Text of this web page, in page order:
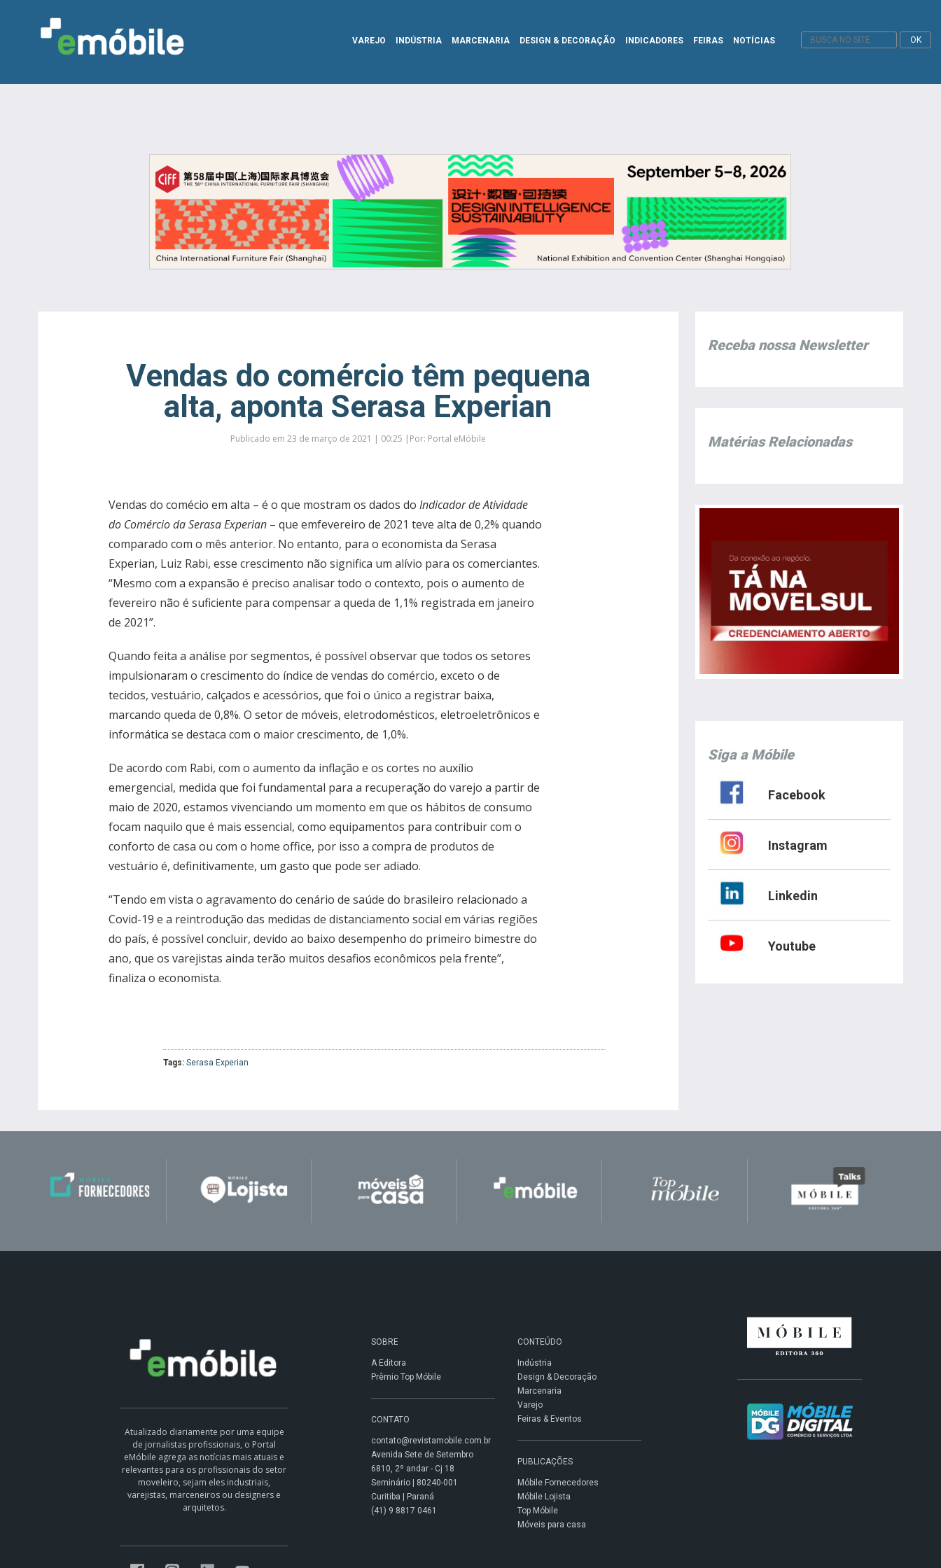
VAREJO INDÚSTRIA MARCENARIA DESIGN & DECORAÇÃO INDICADORES FEIRAS NOTÍCIAS
Vendas do comércio têm pequena
alta, aponta Serasa Experian
Publicado em 23 de março de 2021 | 00:25 |Por: Portal eMóbile
Vendas do comécio em alta – é o que mostram os dados do Indicador de Atividade
do Comércio da Serasa Experian– que emfevereiro de 2021 teve alta de 0,2% quando
comparado com o mês anterior. No entanto, para o economista da Serasa
Experian, Luiz Rabi, esse crescimento não significa um alívio para os comerciantes.
“Mesmo com a expansão é preciso analisar todo o contexto, pois o aumento de
fevereiro não é suficiente para compensar a queda de 1,1% registrada em janeiro
de 2021”.
Quando feita a análise por segmentos, é possível observar que todos os setores
impulsionaram o crescimento do índice de vendas do comércio, exceto o de
tecidos, vestuário, calçados e acessórios, que foi o único a registrar baixa,
marcando queda de 0,8%. O setor de móveis, eletrodomésticos, eletroeletrônicos e
informática se destaca com o maior crescimento, de 1,0%.
De acordo com Rabi, com o aumento da inflação e os cortes no auxílio
emergencial, medida que foi fundamental para a recuperação do varejo a partir de
maio de 2020, estamos vivenciando um momento em que os hábitos de consumo
focam naquilo que é mais essencial, como equipamentos para contribuir com o
conforto de casa ou com o home office, por isso a compra de produtos de
vestuário é, definitivamente, um gasto que pode ser adiado.
“Tendo em vista o agravamento do cenário de saúde do brasileiro relacionado a
Covid-19 e a reintrodução das medidas de distanciamento social em várias regiões
do país, é possível concluir, devido ao baixo desempenho do primeiro bimestre do
ano, que os varejistas ainda terão muitos desafios econômicos pela frente”,
finaliza o economista.
Tags: Serasa Experian
Receba nossa Newsletter
Matérias Relacionadas
Siga a Móbile
Facebook
Instagram
Linkedin
Youtube
Atualizado diariamente por uma equipe
de jornalistas profissionais, o Portal
eMóbile agrega as notícias mais atuais e
relevantes para os profissionais do setor
moveleiro, sejam eles industriais,
varejistas, marceneiros ou designers e
arquitetos.
SOBRE
A Editora
Prêmio Top Móbile
CONTATO
contato@revistamobile.com.br
Avenida Sete de Setembro
6810, 2º andar - Cj 18
Seminário | 80240-001
Curitiba | Paraná
(41) 9 8817 0461
CONTEÚDO
Indústria
Design & Decoração
Marcenaria
Varejo
Feiras & Eventos
PUBLICAÇÕES
Móbile Fornecedores
Móbile Lojista
Top Móbile
Móveis para casa